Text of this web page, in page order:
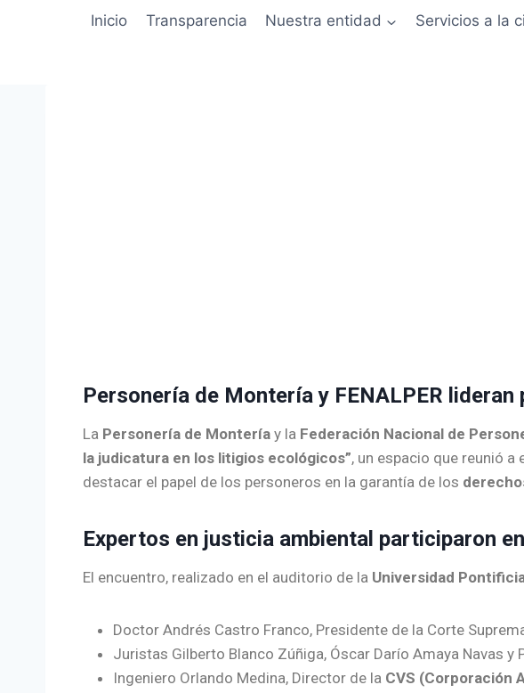
Inicio Transparencia Nuestra entidad Servicios a la
Personería de Montería y FENALPER
La Personería de Montería y la Federación Nacional de
la judicatura en los litigios ecológicos”, un espacio que reunió
destacar el papel de los personeros en la garantía de los
Expertos en justicia ambiental participaron
El encuentro, realizado en el auditorio de la Universidad
Doctor Andrés Castro Franco, Presidente de la Corte
Juristas Gilberto Blanco Zúñiga, Óscar Darío Amaya Navas y
Ingeniero Orlando Medina, Director de la CVS (Corporación